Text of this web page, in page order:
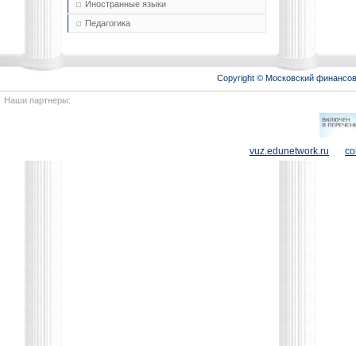
Иностранные языки
Педагогика
Copyright © Московский
Наши партнеры:
vuz.edunetwork.ru